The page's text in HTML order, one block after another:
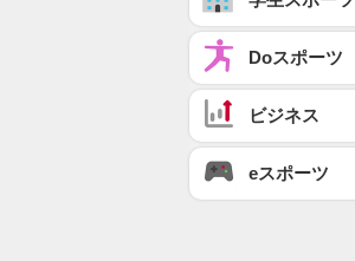
Doスポーツ
ビジネス
eスポーツ